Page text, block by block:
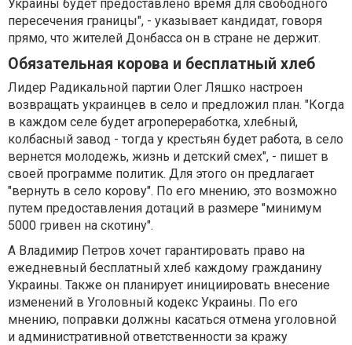
Украины будет предоставлено время для свободного
пересечения границы", - указывает кандидат, говоря
прямо, что жителей Донбасса он в стране не держит.
Обязательная корова и бесплатный хлеб
Лидер Радикальной партии Олег Ляшко настроен
возвращать украинцев в село и предложил план. "Когда
в каждом селе будет агропереработка, хлебный,
колбасный завод - тогда у крестьян будет работа, в село
вернется молодежь, жизнь и детский смех", - пишет в
своей программе политик. Для этого он предлагает
"вернуть в село корову". По его мнению, это возможно
путем предоставления дотаций в размере "минимум
5000 гривен на скотину".
А Владимир Петров хочет гарантировать право на
ежедневный бесплатный хлеб каждому гражданину
Украины. Также он планирует инициировать внесение
изменений в Уголовный кодекс Украины. По его
мнению, поправки должны касаться отмена уголовной
и административной ответственности за кражу